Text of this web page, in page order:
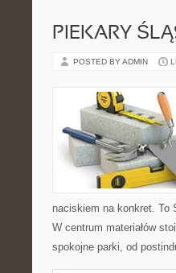
PIEKARY
POSTED BY ADMIN
naciskiem na konkret. To
W centrum materiałów
spokojne parki, od